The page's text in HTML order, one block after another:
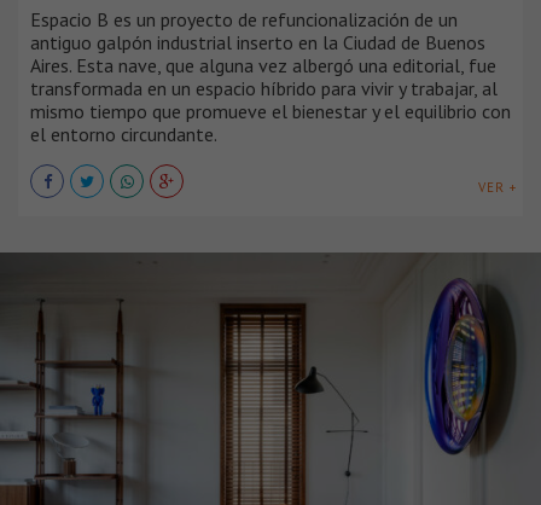
Espacio B es un proyecto de refuncionalización de un
antiguo galpón industrial inserto en la Ciudad de Buenos
Aires. Esta nave, que alguna vez albergó una editorial, fue
transformada en un espacio híbrido para vivir y trabajar, al
mismo tiempo que promueve el bienestar y el equilibrio con
el entorno circundante.
VER +